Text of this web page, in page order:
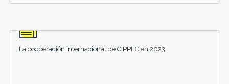
La cooperación internacional de CIPPEC en 2023